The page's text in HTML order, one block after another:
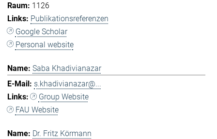
1126
Publikationsreferenzen
Google Scholar
Personal website
Saba Khadivianazar
s.khadivianazar@...
Group Website
FAU Website
Dr. Fritz Körmann